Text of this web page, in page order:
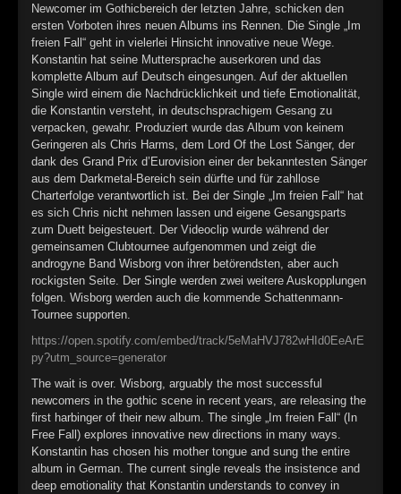
►
►
►
►
►
Newcomer im Gothicbereich der letzten Jahre, schicken den
ersten Vorboten ihres neuen Albums ins Rennen. Die Single „Im
freien Fall“ geht in vielerlei Hinsicht innovative neue Wege.
Konstantin hat seine Muttersprache auserkoren und das
komplette Album auf Deutsch eingesungen. Auf der aktuellen
Single wird einem die Nachdrücklichkeit und tiefe Emotionalität,
die Konstantin versteht, in deutschsprachigem Gesang zu
verpacken, gewahr. Produziert wurde das Album von keinem
Geringeren als Chris Harms, dem Lord Of the Lost Sänger, der
dank des Grand Prix d’Eurovision einer der bekanntesten Sänger
aus dem Darkmetal-Bereich sein dürfte und für zahllose
Charterfolge verantwortlich ist. Bei der Single „Im freien Fall“ hat
es sich Chris nicht nehmen lassen und eigene Gesangsparts
zum Duett beigesteuert. Der Videoclip wurde während der
gemeinsamen Clubtournee aufgenommen und zeigt die
androgyne Band Wisborg von ihrer betörendsten, aber auch
rockigsten Seite. Der Single werden zwei weitere Auskopplungen
folgen. Wisborg werden auch die kommende Schattenmann-
Tournee supporten.
https://open.spotify.com/embed/track/5eMaHVJ782wHId0EeArE
py?utm_source=generator
The wait is over. Wisborg, arguably the most successful
newcomers in the gothic scene in recent years, are releasing the
first harbinger of their new album. The single „Im freien Fall“ (In
Free Fall) explores innovative new directions in many ways.
Konstantin has chosen his mother tongue and sung the entire
album in German. The current single reveals the insistence and
deep emotionality that Konstantin understands to convey in